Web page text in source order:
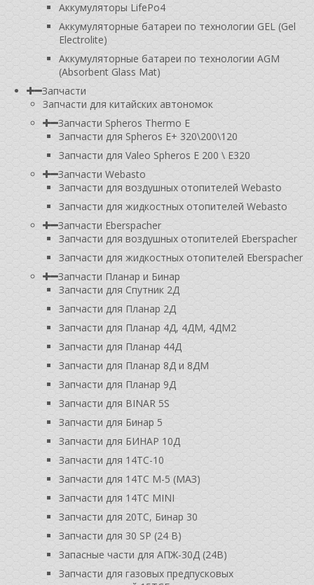
Аккумуляторы LifePo4
Аккумуляторные батареи по технологии GEL (Gel
Electrolite)
Аккумуляторные батареи по технологии AGM
(Absorbent Glass Mat)
Запчасти
Запчасти для китайских автономок
Запчасти Spheros Thermo E
Запчасти для Spheros E+ 320\200\120
Запчасти для Valeo Spheros E 200 \ E320
Запчасти Webasto
Запчасти для воздушных отопителей Webasto
Запчасти для жидкостных отопителей Webasto
Запчасти Eberspacher
Запчасти для воздушных отопителей Eberspacher
Запчасти для жидкостных отопителей Eberspacher
Запчасти Планар и Бинар
Запчасти для Спутник 2Д
Запчасти для Планар 2Д
Запчасти для Планар 4Д, 4ДМ, 4ДМ2
Запчасти для Планар 44Д
Запчасти для Планар 8Д и 8ДМ
Запчасти для Планар 9Д
Запчасти для BINAR 5S
Запчасти для Бинар 5
Запчасти для БИНАР 10Д
Запчасти для 14ТС-10
Запчасти для 14ТС М-5 (МАЗ)
Запчасти для 14ТС MINI
Запчасти для 20ТС, Бинар 30
Запчасти для 30 SP (24 В)
Запасные части для АПЖ-30Д (24В)
Запчасти для газовых предпусковых